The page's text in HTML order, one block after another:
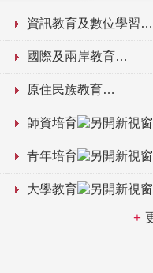
資訊教育及數位學習
國際及兩岸教育
原住民族教育
師資培育
青年培育
大學教育